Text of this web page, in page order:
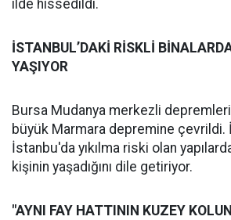
ilde hissedildi.
İSTANBUL’DAKİ RİSKLİ
YAŞIYOR
Bursa Mudanya merkezli
büyük Marmara depremine çevrildi.
İstanbu'da yıkılma riski olan
kişinin yaşadığını dile getiriyor.
"AYNI FAY HATTININ KUZEY